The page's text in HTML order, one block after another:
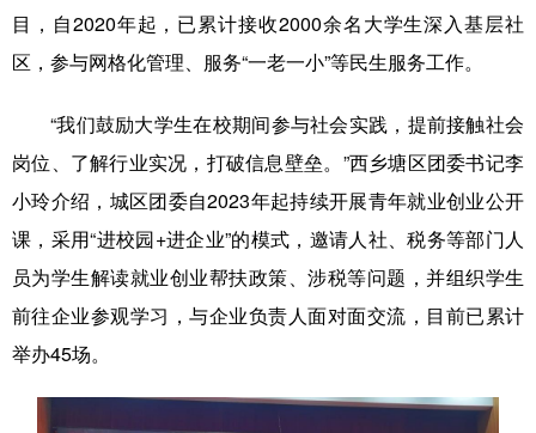
目，自2020年起，已累计接收2000余名大学生深入基层社
区，参与网格化管理、服务“一老一小”等民生服务工作。
“我们鼓励大学生在校期间参与社会实践，提前接触社会
岗位、了解行业实况，打破信息壁垒。”西乡塘区团委书记李
小玲介绍，城区团委自2023年起持续开展青年就业创业公开
课，采用“进校园+进企业”的模式，邀请人社、税务等部门人
员为学生解读就业创业帮扶政策、涉税等问题，并组织学生
前往企业参观学习，与企业负责人面对面交流，目前已累计
举办45场。